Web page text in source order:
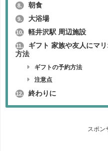
8. 朝食
9. 大浴場
10. 軽井沢駅 周辺施設
11.
ギフト 家族や友人にマ
方法
ギフトの予約方法
注意点
12. 終わりに
スポン